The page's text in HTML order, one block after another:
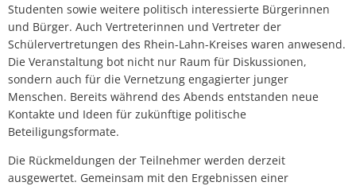
Studenten sowie weitere politisch interessierte Bürgerinnen
und Bürger. Auch Vertreterinnen und Vertreter der
Schülervertretungen des Rhein-Lahn-Kreises waren anwesend.
Die Veranstaltung bot nicht nur Raum für Diskussionen,
sondern auch für die Vernetzung engagierter junger
Menschen. Bereits während des Abends entstanden neue
Kontakte und Ideen für zukünftige politische
Beteiligungsformate.
Die Rückmeldungen der Teilnehmer werden derzeit
ausgewertet. Gemeinsam mit den Ergebnissen einer